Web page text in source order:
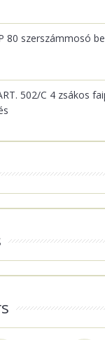
80 szerszámmosó
502/C 4 zsákos